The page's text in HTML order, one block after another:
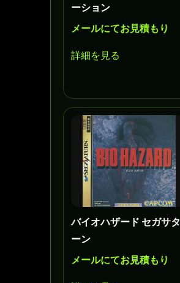
ーション
メールにてお見積もり
詳細を見る
バイオハザード セガサタ
ーン
メールにてお見積もり